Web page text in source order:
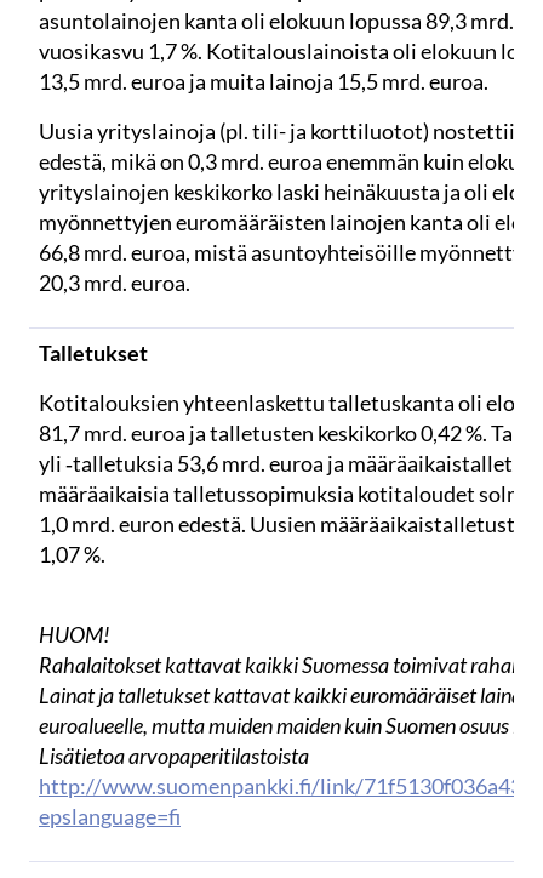
asuntolainojen kanta oli elokuun lopussa 89,3 mrd.
vuosikasvu 1,7 %. Kotitalouslainoista oli elokuun
13,5 mrd. euroa ja muita lainoja 15,5 mrd. euroa.
Uusia yrityslainoja (pl. tili- ja korttiluotot) nostettiin
edestä, mikä on 0,3 mrd. euroa enemmän kuin
yrityslainojen keskikorko laski heinäkuusta ja oli
myönnettyjen euromääräisten lainojen kanta oli
66,8 mrd. euroa, mistä asuntoyhteisöille
20,3 mrd. euroa.
Talletukset
Kotitalouksien yhteenlaskettu talletuskanta oli
81,7 mrd. euroa ja talletusten keskikorko 0,42 %.
yli ‑talletuksia 53,6 mrd. euroa ja
määräaikaisia talletussopimuksia kotitaloudet
1,0 mrd. euron edestä. Uusien
1,07 %.
HUOM!
Rahalaitokset kattavat kaikki Suomessa toimivat
Lainat ja talletukset kattavat kaikki euromääräiset lainat
euroalueelle, mutta muiden maiden kuin Suomen osuus
Lisätietoa arvopaperitilastoista
http://www.suomenpankki.fi/link/
epslanguage=fi